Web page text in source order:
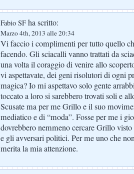
Fabio SF ha scritto:
Marzo 4th, 2013 alle 20:34
Vi faccio i complimenti per tutto quello
facendo. Gli sciacalli vanno trattati da
una volta il coraggio di venire allo
vi aspettavate, dei geni risolutori di ogni
magica? Io mi aspettavo solo gente
toccato a loro si sarebbero trovati soli e
Scusate ma per me Grillo e il suo
mediatico e di “moda”. Fosse per me i
dovrebbero nemmeno cercare Grillo
e gli avversari politici. Per me uno che
merita la mia attenzione.